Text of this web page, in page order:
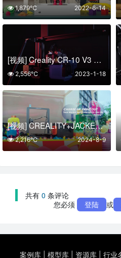
2022-6-14
1,879℃
[视频] Creality CR-10 V3 颠覆性升级 智享品质生活
2023-1-18
2,556℃
[视频] CREALITY+JACKERY：创造力与力量 随时待命
2024-8-9
2,216℃
共有 0 条评论
您必须 登陆 或
案例库| 模型库| 资源库| 行业